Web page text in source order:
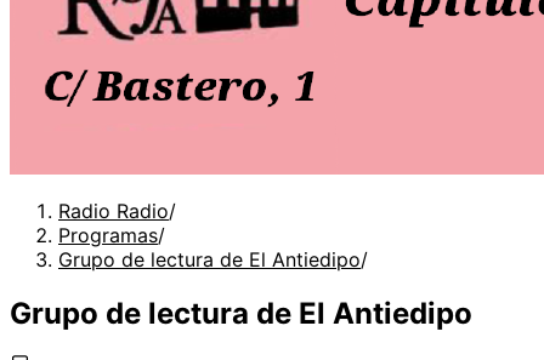
Radio Radio/
Programas/
Grupo de lectura de El Antiedipo/
Grupo de lectura de El Antiedipo